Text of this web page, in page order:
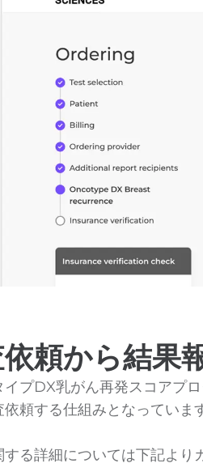
頼から結果
イプDX乳がん再発スコアプ
頼する仕組みとなっていま
る詳細については下記より